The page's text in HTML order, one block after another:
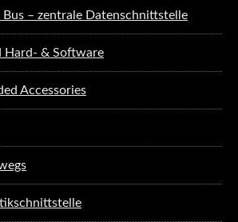
Bus – zentrale Datenschnittstelle
Hard- & Software
Accessories